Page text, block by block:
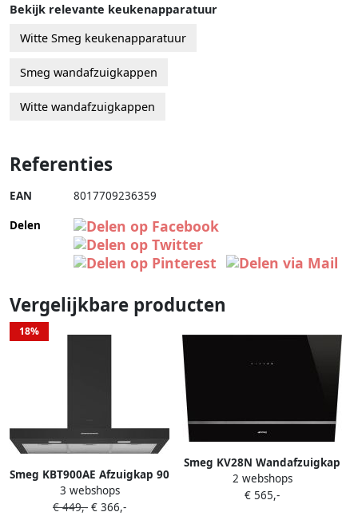
Bekijk relevante keukenapparatuur
Witte Smeg keukenapparatuur
Smeg wandafzuigkappen
Witte wandafzuigkappen
Referenties
EAN 8017709236359
Delen
Vergelijkbare producten
18%
Smeg KBT900AE Afzuigkap 90
cm Antraciet Wandschouw
Afzuigkap 820 m³ u LED
3 webshops
€ 449,- € 366,-
Smeg KV28N Wandafzuigkap
80 cm Zwart Glas Schuine
Afzuigkap 666 m³ u Touch
2 webshops
€ 565,-